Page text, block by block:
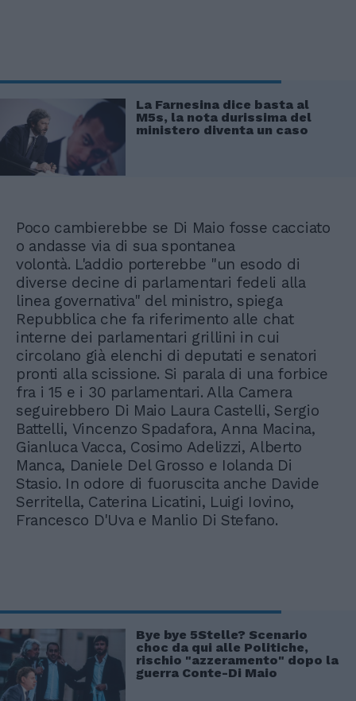
La Farnesina dice basta al
M5s, la nota durissima del
ministero diventa un caso
Poco cambierebbe se Di Maio fosse cacciato
o andasse via di sua spontanea
volontà. L'addio porterebbe "un esodo di
diverse decine di parlamentari fedeli alla
linea governativa" del ministro, spiega
Repubblica che fa riferimento alle chat
interne dei parlamentari grillini in cui
circolano già elenchi di deputati e senatori
pronti alla scissione. Si parala di una forbice
fra i 15 e i 30 parlamentari. Alla Camera
seguirebbero Di Maio Laura Castelli, Sergio
Battelli, Vincenzo Spadafora, Anna Macina,
Gianluca Vacca, Cosimo Adelizzi, Alberto
Manca, Daniele Del Grosso e Iolanda Di
Stasio. In odore di fuoruscita anche Davide
Serritella, Caterina Licatini, Luigi Iovino,
Francesco D'Uva e Manlio Di Stefano.
Bye bye 5Stelle? Scenario
choc da qui alle Politiche,
rischio "azzeramento" dopo la
guerra Conte-Di Maio